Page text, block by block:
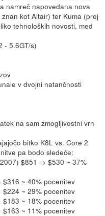
namreč napovedana nova
kot Altair) ter Kuma (prej
tehnoloških novosti, med
- 5.6GT/s)
v dvojni natančnosti
na sam zmogljivostni vrh
bitko K8L vs. Core 2
pa bodo sledeče:
$851 -> $530 ~ 37%
~ 40% pocenitev
~ 29% pocenitev
~ 18% pocenitev
~ 11% pocenitev